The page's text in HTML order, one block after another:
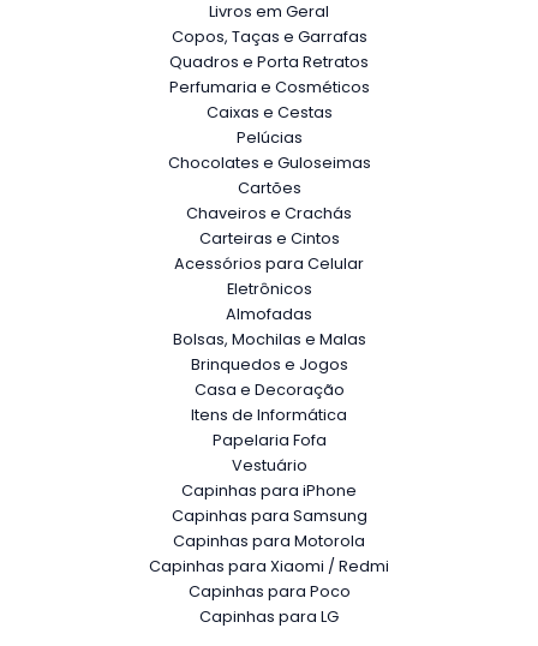
Livros em Geral
Copos, Taças e Garrafas
Quadros e Porta Retratos
Perfumaria e Cosméticos
Caixas e Cestas
Pelúcias
Chocolates e Guloseimas
Cartões
Chaveiros e Crachás
Carteiras e Cintos
Acessórios para Celular
Eletrônicos
Almofadas
Bolsas, Mochilas e Malas
Brinquedos e Jogos
Casa e Decoração
Itens de Informática
Papelaria Fofa
Vestuário
Capinhas para iPhone
Capinhas para Samsung
Capinhas para Motorola
Capinhas para Xiaomi / Redmi
Capinhas para Poco
Capinhas para LG